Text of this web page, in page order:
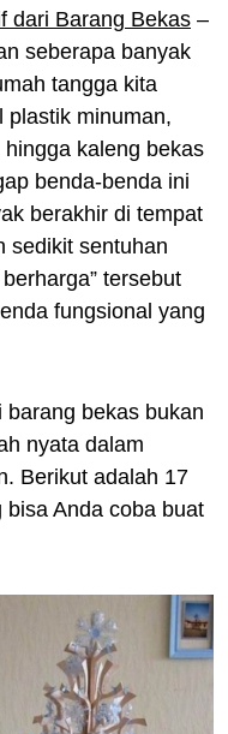
dari Barang Bekas –
seberapa banyak
tangga kita
plastik minuman,
kaleng bekas
benda-benda ini
berakhir di tempat
sedikit sentuhan
tersebut
fungsional yang
bekas bukan
nyata dalam
Berikut adalah 17
Anda coba buat